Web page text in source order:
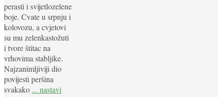
perasti i svijetlozelene
boje. Cvate u srpnju i
kolovozu, a cvjetovi
su mu zelenkastožuti
i tvore štitac na
vrhovima stabljike.
Najzanimljiviji dio
povijesti peršina
svakako ... nastavi